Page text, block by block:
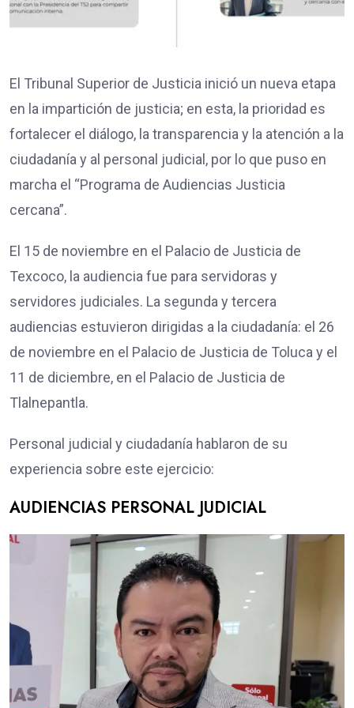
El Tribunal Superior de Justicia inició un nueva etapa
en la impartición de justicia; en esta, la prioridad es
fortalecer el diálogo, la transparencia y la atención a la
ciudadanía y al personal judicial, por lo que puso en
marcha el “Programa de Audiencias Justicia
cercana”.
El 15 de noviembre en el Palacio de Justicia de
Texcoco, la audiencia fue para servidoras y
servidores judiciales. La segunda y tercera
audiencias estuvieron dirigidas a la ciudadanía: el 26
de noviembre en el Palacio de Justicia de Toluca y el
11 de diciembre, en el Palacio de Justicia de
Tlalnepantla.
Personal judicial y ciudadanía hablaron de su
experiencia sobre este ejercicio:
AUDIENCIAS PERSONAL JUDICIAL